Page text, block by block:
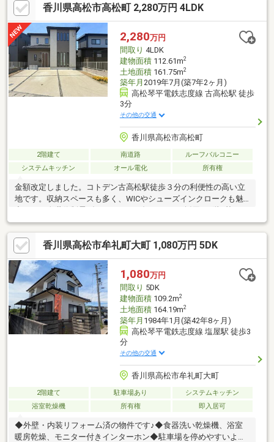
香川県高松市高松町 2,280万円 4LDK
2,280万円
間取り 4LDK
建物面積112.61m2
土地面積161.75m2
築年月 2019年7月(築7年2ヶ月)
高松琴平電鉄志度線 古高松駅 徒歩
3分
その他の交通
香川県高松市高松町
2階建て 南道路
ルーフバルコニー
システムキッチン
オール電化 所有権
金額改定しました。コトデン古高松駅徒歩３分の利便性の高い立
地です。収納スペースも多く、WICやシューズインクロークも魅
階4基設置）地震の揺れを７０％軽減できます。屋根も台風等に強
い平板陶器瓦葺となっております。また、環境にやさしい電気自
動車用充電設備も設置済です。ご案内はいつでも可能ですので、
お気軽にご連絡ください。
香川県高松市牟礼町大町 1,080万円 5DK
1,080万円
間取り 5DK
建物面積109.2m2
土地面積164.19m2
築年月 1984年1月(築42年8ヶ月)
高松琴平電鉄志度線 塩屋駅 徒歩3
分
その他の交通
香川県高松市牟礼町大町
2階建て 駐車場あり
システムキッチン
浴室乾燥機
所有権 即入居可
◆外壁・内装リフォーム済の物件です♪◆食器洗い乾燥機、浴室
暖房乾燥、モニター付きインターホン◆駐車場を停めやすいよう